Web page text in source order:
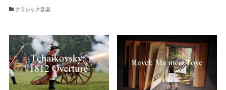
クラシック音楽